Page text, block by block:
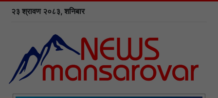
२३ श्रावण २०८३, शनिबार